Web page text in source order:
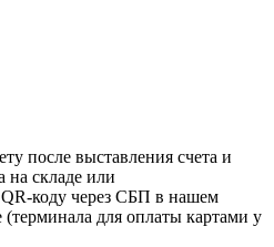
после выставления счета и
на складе или
QR-коду через СБП в нашем
для оплаты картами у